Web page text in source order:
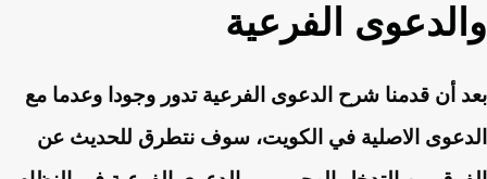
والدعوى الفرعية
بعد أن قدمنا شرح الدعوى الفرعية تدور وجودا وعدما مع
الدعوى الاصلية في الكويت، سوف نتطرق للحديث عن